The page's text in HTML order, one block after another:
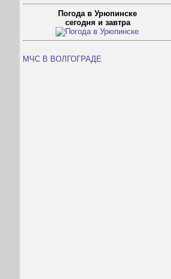
Погода в Урюпинске
сегодня и завтра
МЧС В ВОЛГОГРАДЕ